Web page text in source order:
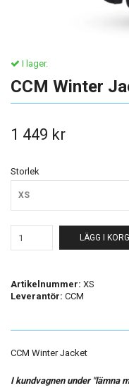
I lager.
CCM Winter
1 449 kr
Storlek
XS
LÄGG I
Artikelnummer: XS
Leverantör: CCM
CCM Winter Jacket
I kundvagnen under "lämna